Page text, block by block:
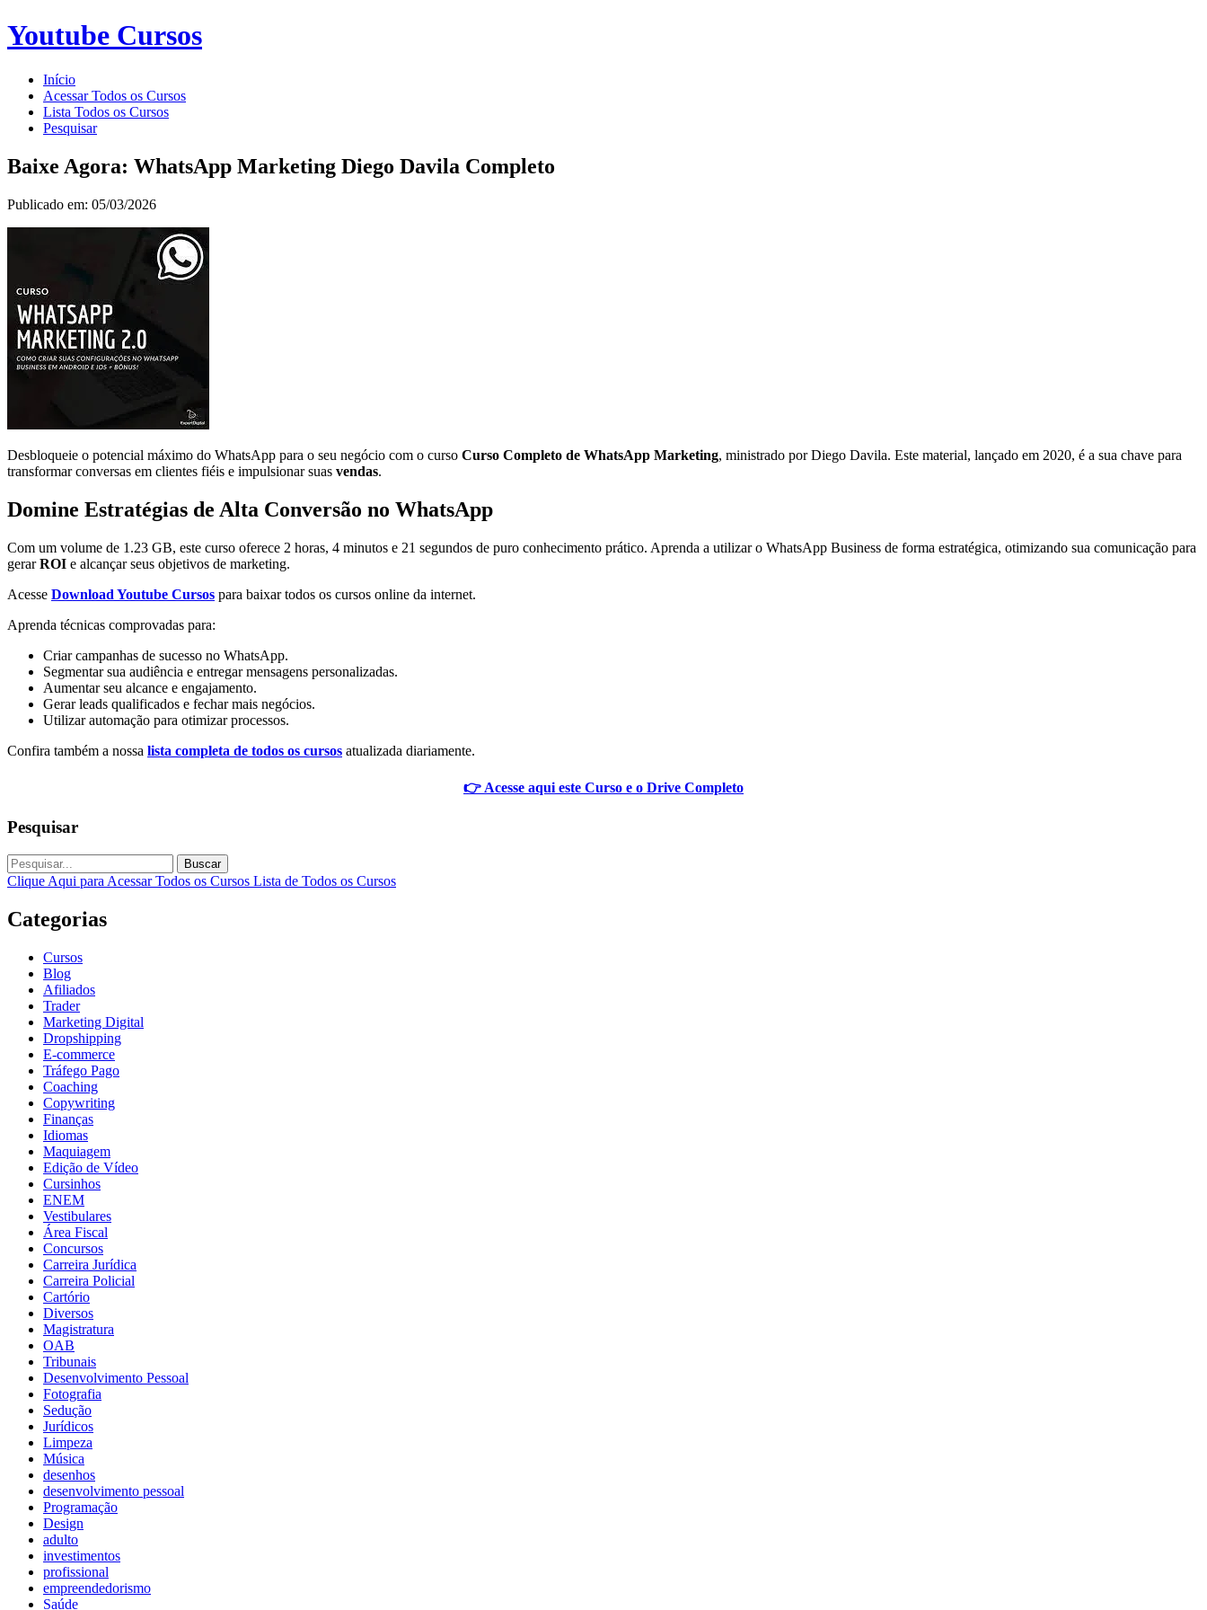
Youtube Cursos
Início
Acessar Todos os Cursos
Lista Todos os Cursos
Pesquisar
Baixe Agora: WhatsApp Marketing Diego Davila Completo
Publicado em: 05/03/2026
Desbloqueie o potencial máximo do WhatsApp para o seu negócio com o curso Curso Completo de WhatsApp Marketing, ministrado por Diego Davila. Este material, lançado em 2020, é a sua chave para
transformar conversas em clientes fiéis e impulsionar suas vendas.
Domine Estratégias de Alta Conversão no WhatsApp
Com um volume de 1.23 GB, este curso oferece 2 horas, 4 minutos e 21 segundos de puro conhecimento prático. Aprenda a utilizar o WhatsApp Business de forma estratégica, otimizando sua comunicação para
gerarROI e alcançar seus objetivos de marketing.
Acesse Download Youtube Cursos para baixar todos os cursos online da internet.
Aprenda técnicas comprovadas para:
Criar campanhas de sucesso no WhatsApp.
Segmentar sua audiência e entregar mensagens personalizadas.
Aumentar seu alcance e engajamento.
Gerar leads qualificados e fechar mais negócios.
Utilizar automação para otimizar processos.
Confira também a nossa lista completa de todos os cursos atualizada diariamente.
👉 Acesse aqui este Curso e o Drive Completo
Pesquisar
Buscar
Clique Aqui para Acessar Todos os Cursos Lista de Todos os Cursos
Categorias
Cursos
Blog
Afiliados
Trader
Marketing Digital
Dropshipping
E-commerce
Tráfego Pago
Coaching
Copywriting
Finanças
Idiomas
Maquiagem
Edição de Vídeo
Cursinhos
ENEM
Vestibulares
Área Fiscal
Concursos
Carreira Jurídica
Carreira Policial
Cartório
Diversos
Magistratura
OAB
Tribunais
Desenvolvimento Pessoal
Fotografia
Sedução
Jurídicos
Limpeza
Música
desenhos
desenvolvimento pessoal
Programação
Design
adulto
investimentos
profissional
empreendedorismo
Saúde